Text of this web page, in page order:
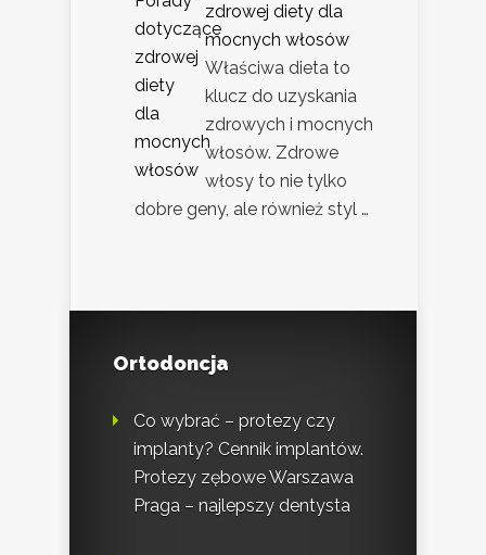
zdrowej diety dla
mocnych włosów
Właściwa dieta to
klucz do uzyskania
zdrowych i mocnych
włosów. Zdrowe
włosy to nie tylko
dobre geny, ale również styl …
Ortodoncja
Co wybrać – protezy czy
implanty? Cennik implantów.
Protezy zębowe Warszawa
Praga – najlepszy dentysta